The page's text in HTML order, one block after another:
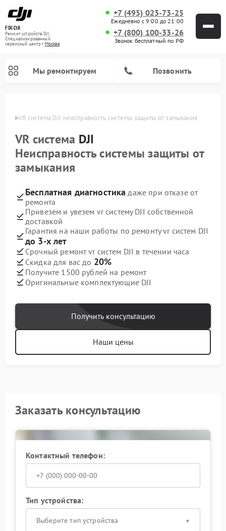
FIX-DJI
Ремонт устройств DJI
Специализированный
cервисный центр г.Москва
+7 (495) 023-73-25
Ежедневно с 9:00 до 21:00
+7 (800) 100-33-26
Звонок бесплатный по РФ
Мы ремонтируем Позвонить
VR система DJI неисправность системы защиты от замыкания
VR система DJI
Неисправность системы защиты от
замыкания
Бесплатная диагностика даже при отказе от
ремонта
Привезем и увезем vr систему DJI собственной
доставкой
Гарантия на наши работы по ремонту vr систем DJI
до 3-х лет
Срочный ремонт vr систем DJI в течении часа
Скидка для вас до 20%
Получите 1500 рублей на ремонт
Оригинальные комплектующие DJI
Получить консультацию
Наши цены
Заказать консультацию
Контактный телефон:
Тип устройства:
Выберите тип устройства